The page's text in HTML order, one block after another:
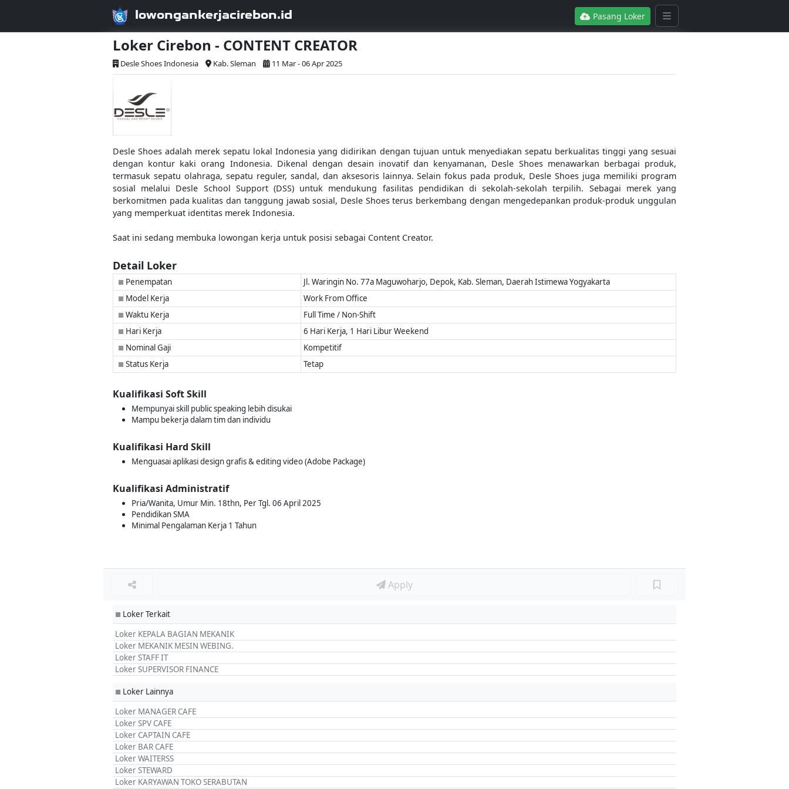
lowongankerjacirebon.id Pasang Loker
Loker Cirebon - CONTENT CREATOR
Desle Shoes Indonesia Kab. Sleman 11 Mar - 06 Apr 2025
Desle Shoes adalah merek sepatu lokal Indonesia yang didirikan dengan tujuan untuk menyediakan sepatu berkualitas tinggi yang sesuai
dengan kontur kaki orang Indonesia. Dikenal dengan desain inovatif dan kenyamanan, Desle Shoes menawarkan berbagai produk,
termasuk sepatu olahraga, sepatu reguler, sandal, dan aksesoris lainnya. Selain fokus pada produk, Desle Shoes juga memiliki program
sosial melalui Desle School Support (DSS) untuk mendukung fasilitas pendidikan di sekolah-sekolah terpilih. Sebagai merek yang
berkomitmen pada kualitas dan tanggung jawab sosial, Desle Shoes terus berkembang dengan mengedepankan produk-produk unggulan
yang memperkuat identitas merek Indonesia.
Saat ini sedang membuka lowongan kerja untuk posisi sebagai Content Creator.
Detail Loker
■ Penempatan Jl. Waringin No. 77a Maguwoharjo, Depok, Kab. Sleman, Daerah Istimewa Yogyakarta
■ Model Kerja Work From Office
■ Waktu Kerja Full Time / Non-Shift
■ Hari Kerja 6 Hari Kerja, 1 Hari Libur Weekend
■ Nominal Gaji Kompetitif
■ Status Kerja Tetap
Kualifikasi Soft Skill
Mempunyai skill public speaking lebih disukai
Mampu bekerja dalam tim dan individu
Kualifikasi Hard Skill
Menguasai aplikasi design grafis & editing video (Adobe Package)
Kualifikasi Administratif
Pria/Wanita, Umur Min. 18thn, Per Tgl. 06 April 2025
Pendidikan SMA
Minimal Pengalaman Kerja 1 Tahun
Apply
■ Loker Terkait
Loker KEPALA BAGIAN MEKANIK
Loker MEKANIK MESIN WEBING.
Loker STAFF IT
Loker SUPERVISOR FINANCE
■ Loker Lainnya
Loker MANAGER CAFE
Loker SPV CAFE
Loker CAPTAIN CAFE
Loker BAR CAFE
Loker WAITERSS
Loker STEWARD
Loker KARYAWAN TOKO SERABUTAN